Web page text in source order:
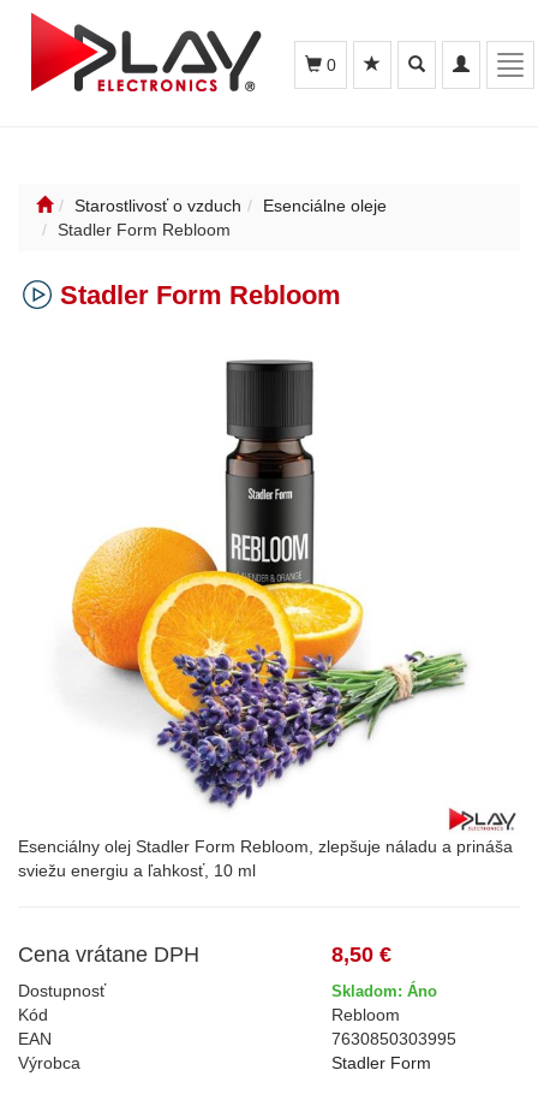
Toggle
navigation
Toggle
search
0
Starostlivosť o vzduch
Esenciálne oleje
Stadler Form Rebloom
Stadler Form Rebloom
Esenciálny olej Stadler Form Rebloom, zlepšuje náladu a prináša
sviežu energiu a ľahkosť, 10 ml
Cena vrátane DPH 8,50 €
Dostupnosť Skladom: Áno
Kód
Rebloom
EAN
7630850303995
Výrobca
Stadler Form